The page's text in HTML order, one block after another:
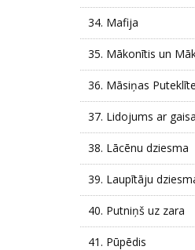
34. Mafija
35. Mākonītis un
36. Māsiņas
37. Lidojums ar
38. Lācēnu dziesma
39. Laupītāju
40. Putniņš uz zara
41. Pūpēdis